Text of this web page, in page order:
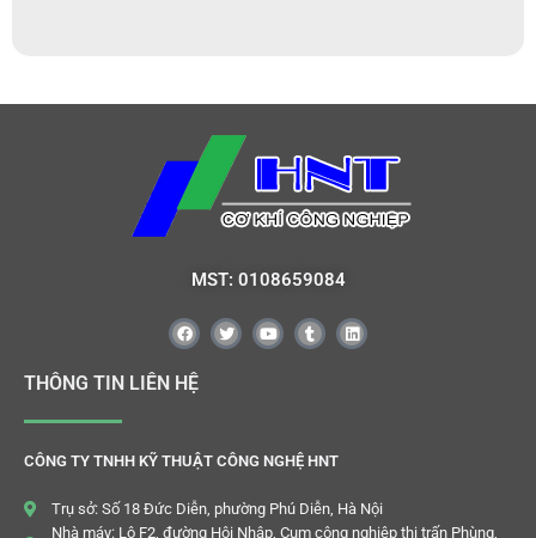
MST: 0108659084
THÔNG TIN LIÊN HỆ
CÔNG TY TNHH KỸ THUẬT CÔNG NGHỆ HNT
Trụ sở: Số 18 Đức Diễn, phường Phú Diễn, Hà Nội
Nhà máy: Lô F2, đường Hội Nhập, Cụm công nghiệp thị trấn Phùng,